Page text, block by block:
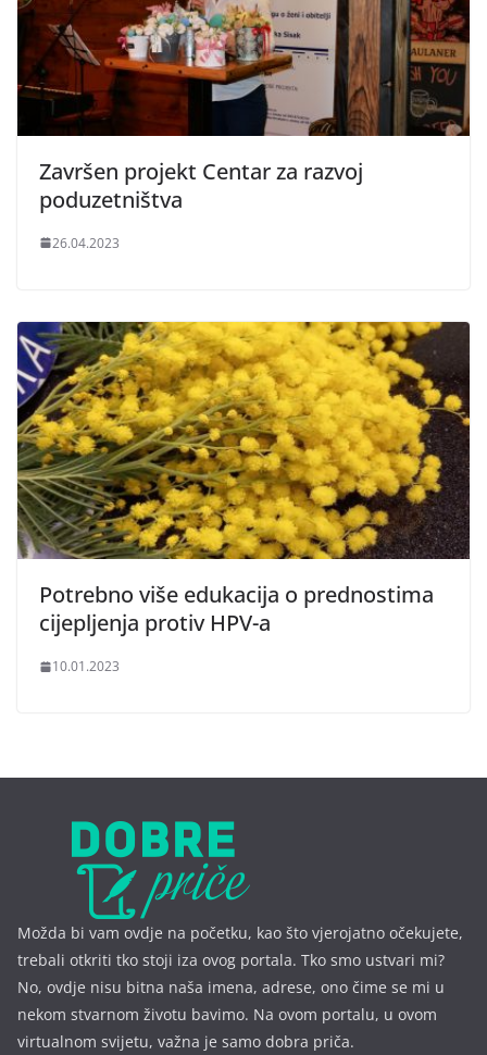
Završen projekt Centar za razvoj
poduzetništva
26.04.2023
Potrebno više edukacija o prednostima
cijepljenja protiv HPV-a
10.01.2023
Možda bi vam ovdje na početku, kao što vjerojatno očekujete,
trebali otkriti tko stoji iza ovog portala. Tko smo ustvari mi?
No, ovdje nisu bitna naša imena, adrese, ono čime se mi u
nekom stvarnom životu bavimo. Na ovom portalu, u ovom
virtualnom svijetu, važna je samo dobra priča.